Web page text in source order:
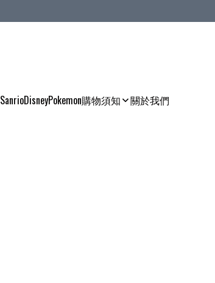
SanrioDisneyPokemon購物須知 關於我們